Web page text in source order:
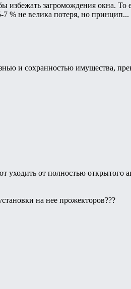
избежать загромождения окна.
% не велика потеря, но принцип...
и сохранностью имущества,
уходить от полностью открытого
на нее прожекторов???